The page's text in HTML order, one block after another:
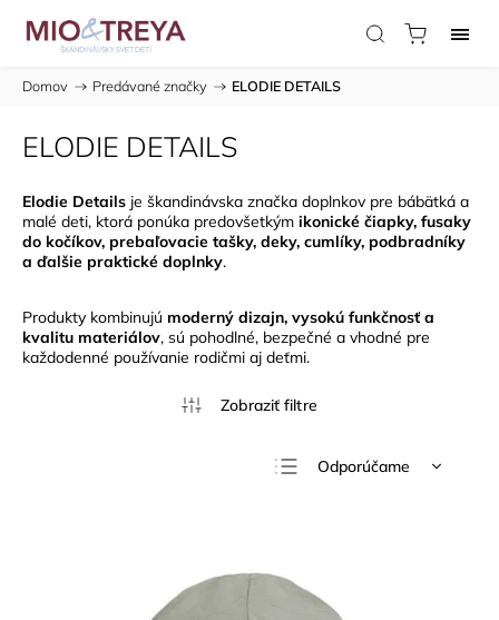
Domov / Predávané značky / ELODIE DETAILS
ELODIE DETAILS
Elodie Details je škandinávska značka doplnkov pre bábätká a
malé deti, ktorá ponúka predovšetkým ikonické čiapky, fusaky
do kočíkov, prebaľovacie tašky, deky, cumlíky, podbradníky
a ďalšie praktické doplnky.
Produkty kombinujú moderný dizajn, vysokú funkčnosť a
kvalitu materiálov, sú pohodlné, bezpečné a vhodné pre
každodenné používanie rodičmi aj deťmi.
Odporúčame
Abecedne